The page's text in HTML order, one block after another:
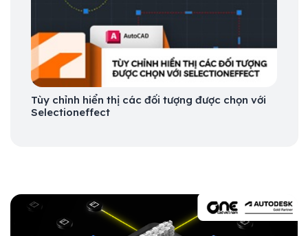
Tùy chỉnh hiển thị các đối tượng được chọn với
Selectioneffect